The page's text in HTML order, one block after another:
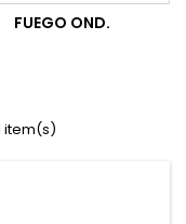
FUEGO OND.
item(s)